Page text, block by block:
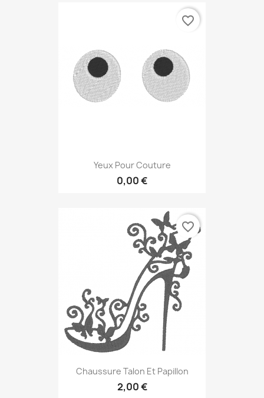
Yeux Pour Couture
0,00 €
favorite_border
Chaussure Talon Et Papillon
2,00 €
favorite_border